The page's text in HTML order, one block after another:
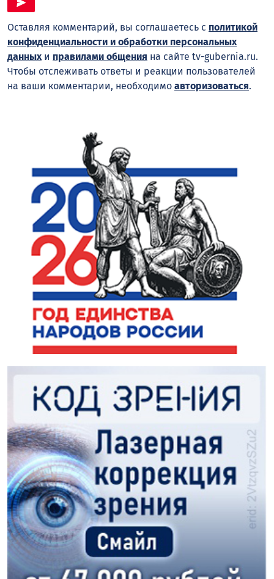
Оставляя комментарий, вы соглашаетесь с политикой
конфиденциальности и обработки персональных
данныхи правилами общения на сайте tv-gubernia.ru.
Чтобы отслеживать ответы и реакции пользователей
на ваши комментарии, необходимо авторизоваться.